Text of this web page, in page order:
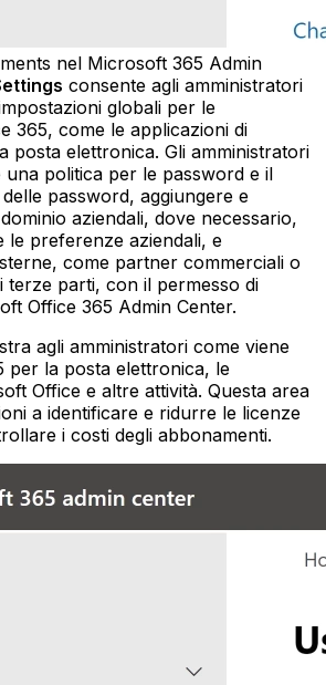
nel Microsoft 365 Admin
consente agli amministratori
globali per le
365, come le applicazioni di
posta elettronica. Gli amministratori
politica per le password e il
password, aggiungere e
aziendali, dove necessario,
le preferenze aziendali, e
come partner commerciali o
terze parti, con il permesso di
Office 365 Admin Center.
agli amministratori come viene
per la posta elettronica, le
Office e altre attività. Questa area
a identificare e ridurre le licenze
i costi degli abbonamenti.